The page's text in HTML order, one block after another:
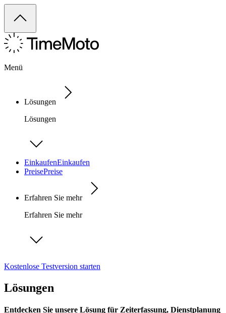
Menü
Lösungen
Lösungen
EinkaufenEinkaufen
PreisePreise
Erfahren Sie mehr
Erfahren Sie mehr
Kostenlose Testversion starten
Lösungen
Entdecken Sie unsere Lösung für Zeiterfassung, Dienstplanung